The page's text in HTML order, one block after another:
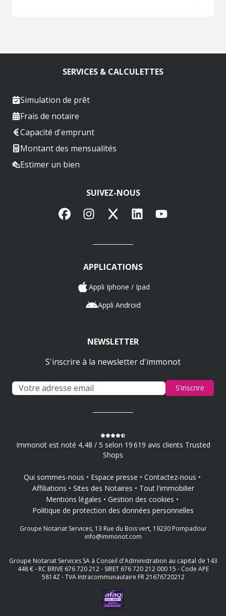
SERVICES & CALCULETTES
Simulation de prêt
Frais de notaire
Capacité d'emprunt
Montant des mensualités
Estimer un bien
SUIVEZ-NOUS
FacebookInstagram
X LinkedInYouTube
APPLICATIONS
Appli Iphone / Ipad
Appli Android
NEWSLETTER
S'inscrire à la newsletter d'immonot
S'inscrire
Immonot est noté 4,48 / 5 selon 19 619 avis clients Trusted
Shops
Qui sommes-nous Espace presse
Contactez-nous
Affiliations
Sites des Notaires
Tout l'immobilier
Mentions légales
Gestion des cookies
Politique de protection des données personnelles
Groupe Notariat Services, 13 Rue du Bois vert, 19230 Pompadour
info@immonot.com
Groupe Notariat Services SA à Conseil d'Administration au capital de 143
448 € - RC BRIVE 676 720 212 - SIRET 676 720 212 000 15 - Code APE
5814Z - TVA Intracommunautaire FR 21676720212